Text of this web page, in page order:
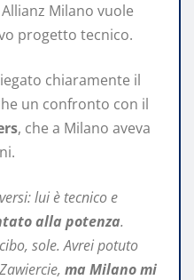
Milano vuole
progetto tecnico.
chiaramente il
un confronto con il
, che a Milano aveva
lui è tecnico e
alla potenza.
sole. Avrei potuto
ma Milano mi